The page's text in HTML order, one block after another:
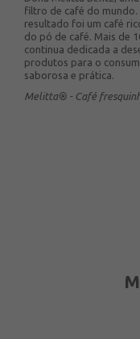
filtro de café do mundo.
resultado foi um café
do pó de café. Mais de
continua dedicada a
produtos para o
saborosa e prática.
Melitta® - Café